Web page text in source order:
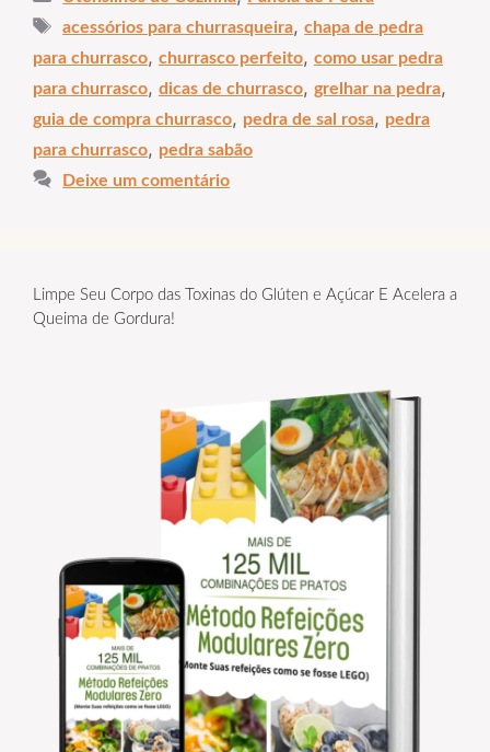
Tags
acessórios para churrasqueira,chapa de pedra
para churrasco, churrasco perfeito, como usar pedra
para churrasco, dicas de churrasco, grelhar na pedra,
guia de compra churrasco, pedra de sal rosa, pedra
para churrasco, pedra sabão
Deixe um comentário
Limpe Seu Corpo das Toxinas do Glúten e Açúcar E Acelera a
Queima de Gordura!